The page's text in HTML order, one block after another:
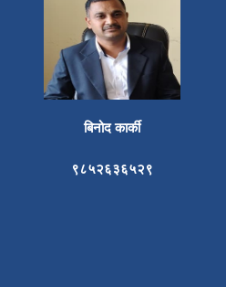
बिनोद कार्की
९८५२६३६५२९